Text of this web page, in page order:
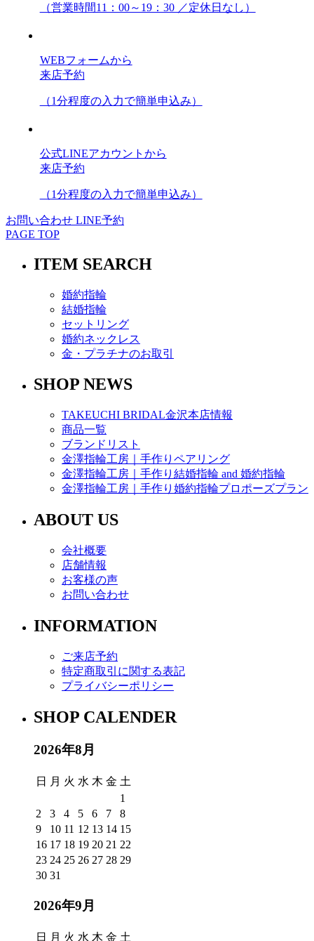
（営業時間11：00～19：30 ／定休日なし）
WEBフォームから
来店予約
（1分程度の入力で簡単申込み）
公式LINEアカウントから
来店予約
（1分程度の入力で簡単申込み）
お問い合わせ LINE予約
PAGE TOP
ITEM SEARCH
婚約指輪
結婚指輪
セットリング
婚約ネックレス
金・プラチナのお取引
SHOP NEWS
TAKEUCHI BRIDAL金沢本店情報
商品一覧
ブランドリスト
金澤指輪工房｜手作りペアリング
金澤指輪工房｜手作り結婚指輪 and 婚約指輪
金澤指輪工房｜手作り婚約指輪プロポーズプラン
ABOUT US
会社概要
店舗情報
お客様の声
お問い合わせ
INFORMATION
ご来店予約
特定商取引に関する表記
プライバシーポリシー
SHOP CALENDER
2026年8月
日 月 火 水 木 金 土
1
2
3 4 5 6 7
8
9
10 11 12 13 14 15
16 17 18 19 20 21 22
23 24 25 26 27 28 29
30 31
2026年9月
日 月 火 水 木 金 土